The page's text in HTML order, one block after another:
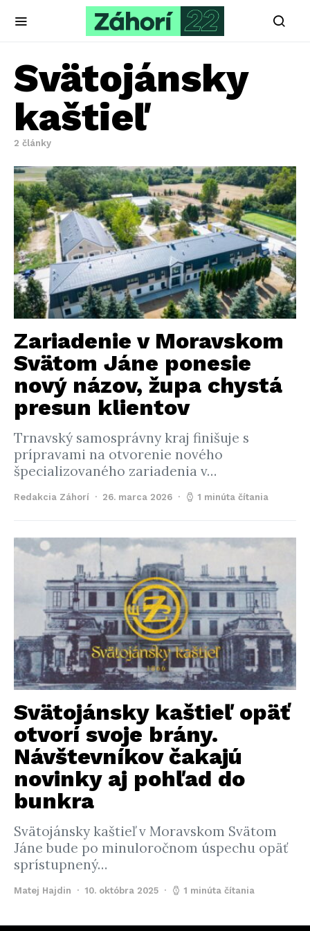
Svätojánsky
kaštieľ
2 články
Zariadenie v Moravskom
Svätom Jáne ponesie
nový názov, župa chystá
presun klientov
Trnavský samosprávny kraj finišuje s
prípravami na otvorenie nového
špecializovaného zariadenia v…
Redakcia Záhorí 26. marca 2026 1 minúta čítania
Svätojánsky kaštieľ opäť
otvorí svoje brány.
Návštevníkov čakajú
novinky aj pohľad do
bunkra
Svätojánsky kaštieľ v Moravskom Svätom
Jáne bude po minuloročnom úspechu opäť
sprístupnený…
Matej Hajdin 10. októbra 2025 1 minúta čítania